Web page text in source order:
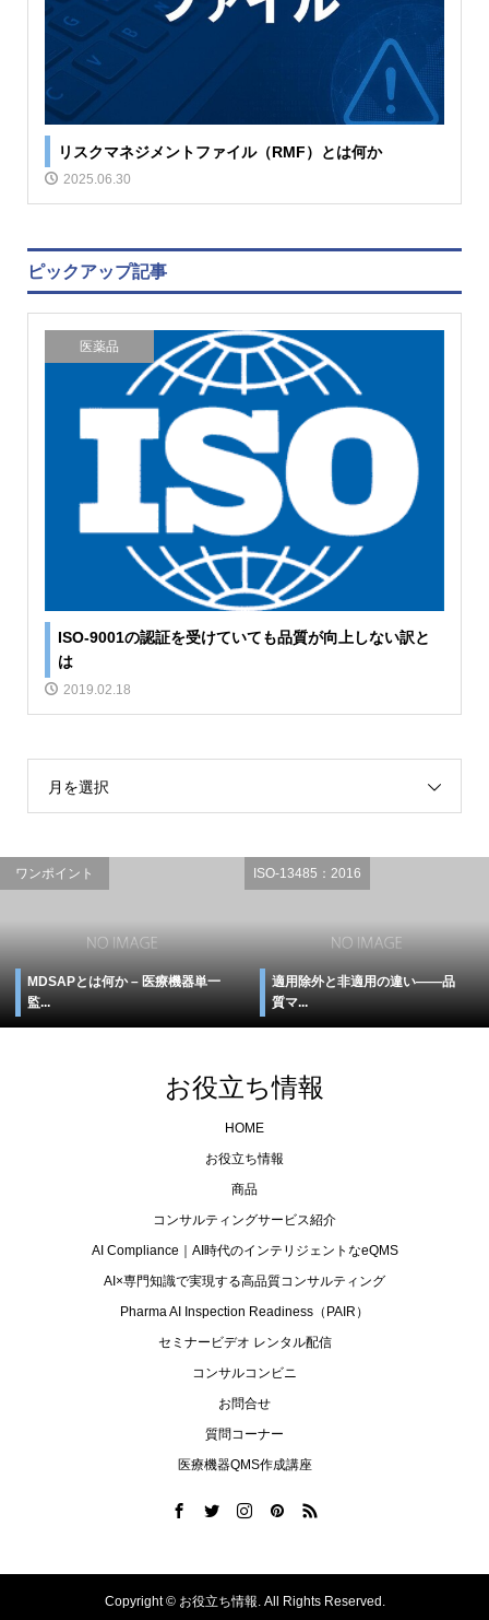
リスクマネジメントファイル（RMF）とは何か
2025.06.30
ピックアップ記事
医薬品
ISO-9001の認証を受けていても品質が向上しない訳と
は
2019.02.18
月を選択
ワンポイント
MDSAPとは何か – 医療機器単一
監...
ISO-13485：2016
適用除外と非適用の違い――品
質マ...
お役立ち情報
HOME
お役立ち情報
商品
コンサルティングサービス紹介
AI Compliance｜AI時代のインテリジェントなeQMS
AI×専門知識で実現する高品質コンサルティング
Pharma AI Inspection Readiness（PAIR）
セミナービデオ レンタル配信
コンサルコンビニ
お問合せ
質問コーナー
医療機器QMS作成講座
Copyright ©お役立ち情報. All Rights Reserved.